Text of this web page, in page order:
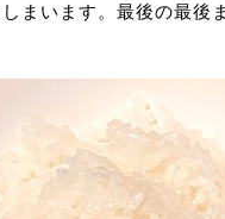
まいます。最後の最後